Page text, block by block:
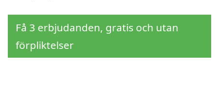
Få 3 erbjudanden, gratis och utan
förpliktelser